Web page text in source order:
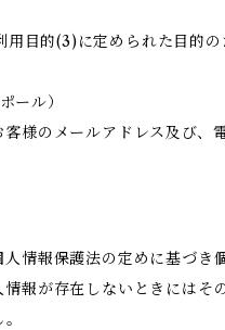
目的(3)に定められた目的
ル）
客様のメールアドレス及び、
情報保護法の定めに基づ
報が存在しないときには